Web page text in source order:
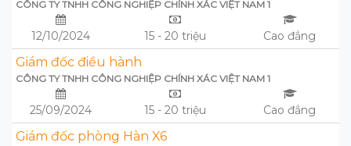
CÔNG TY TNHH CÔNG NGHIỆP CHÍNH XÁC VIỆT NAM 1
12/10/2024 15 - 20 triệu Cao đẳng
Giám đốc điều hành
CÔNG TY TNHH CÔNG NGHIỆP CHÍNH XÁC VIỆT NAM 1
25/09/2024 15 - 20 triệu Cao đẳng
Giám đốc phòng Hàn X6